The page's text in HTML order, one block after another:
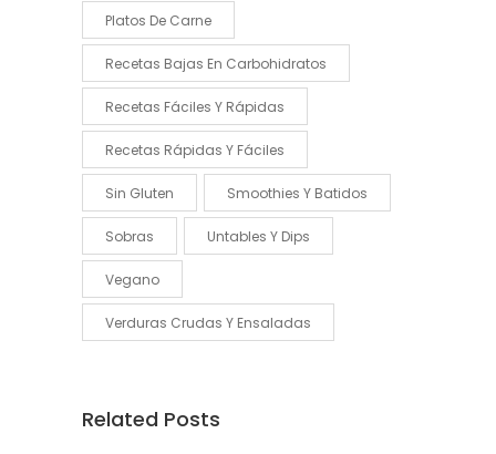
Platos De Carne
Recetas Bajas En Carbohidratos
Recetas Fáciles Y Rápidas
Recetas Rápidas Y Fáciles
Sin Gluten Smoothies Y Batidos
Sobras Untables Y Dips
Vegano
Verduras Crudas Y Ensaladas
Related Posts